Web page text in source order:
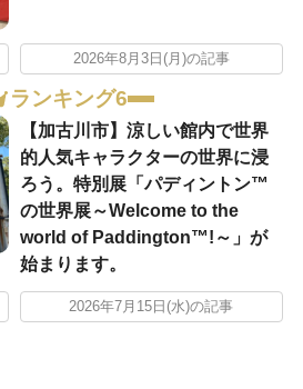
2026年8月3日(月)の記事
ランキング6
【加古川市】涼しい館内で世界
的人気キャラクターの世界に浸
ろう。特別展「パディントン™
の世界展～Welcome to the
world of Paddington™!～」が
始まります。
2026年7月15日(水)の記事